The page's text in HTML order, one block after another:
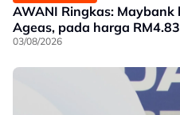
AWANI Ringkas:
Ageas, pada harga
03/08/2026